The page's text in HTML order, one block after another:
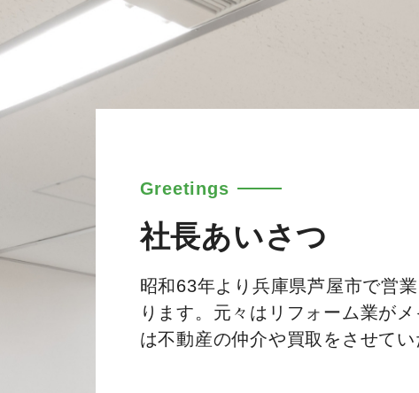
Greetings
社長あいさつ
昭和63年より兵庫県芦屋市で営
ります。元々はリフォーム業が
は不動産の仲介や買取をさせてい